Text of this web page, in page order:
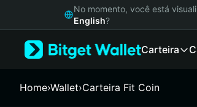
Русский
Italiano
No momento, você está
English?
Carteira
Home›Wallet›Carteira Fit Coin